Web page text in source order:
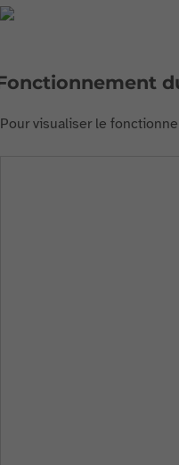
Pour visualiser le